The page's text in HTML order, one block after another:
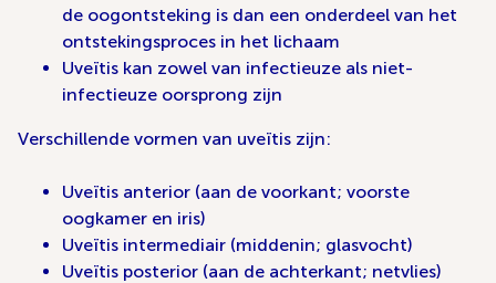
de oogontsteking is dan een onderdeel van het
ontstekingsproces in het lichaam
Uveïtis kan zowel van infectieuze als niet-
infectieuze oorsprong zijn
Verschillende vormen van uveïtis zijn:
Uveïtis anterior (aan de voorkant; voorste
oogkamer en iris)
Uveïtis intermediair (middenin; glasvocht)
Uveïtis posterior (aan de achterkant; netvlies)